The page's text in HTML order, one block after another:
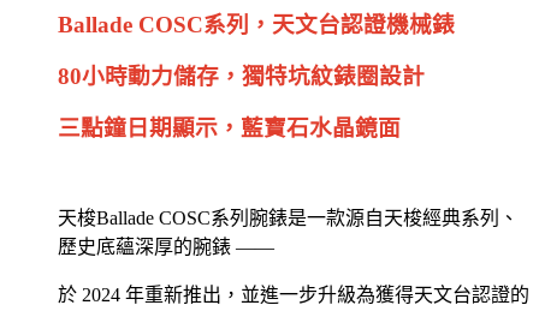
Ballade COSC系列，天文台認證機械錶
80小時動力儲存，獨特坑紋錶圈設計
三點鐘日期顯示，藍寶石水晶鏡面
天梭Ballade COSC系列腕錶是一款源自天梭經典系列、
歷史底蘊深厚的腕錶 ——
於 2024 年重新推出，並進一步升級為獲得天文台認證的